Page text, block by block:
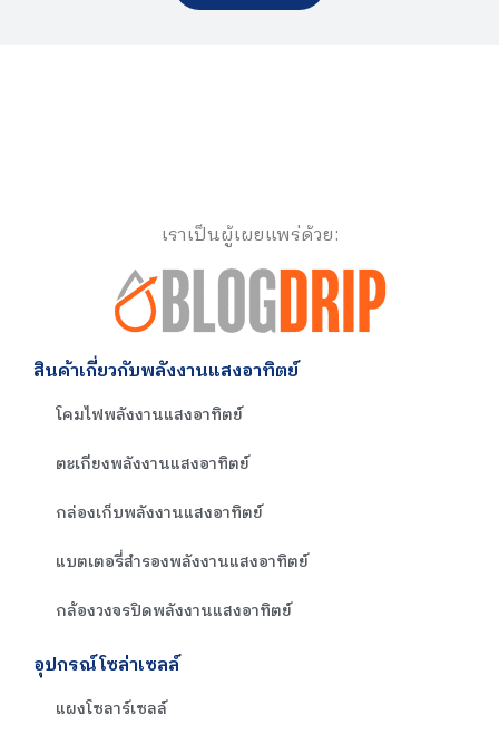
เราเป็นผู้เผยแพร่ด้วย:
สินค้าเกี่ยวกับพลังงานแสงอาทิตย์
โคมไฟพลังงานแสงอาทิตย์
ตะเกียงพลังงานแสงอาทิตย์
กล่องเก็บพลังงานแสงอาทิตย์
แบตเตอรี่สำรองพลังงานแสงอาทิตย์
กล้องวงจรปิดพลังงานแสงอาทิตย์
อุปกรณ์โซล่าเซลล์
แผงโซลาร์เซลล์